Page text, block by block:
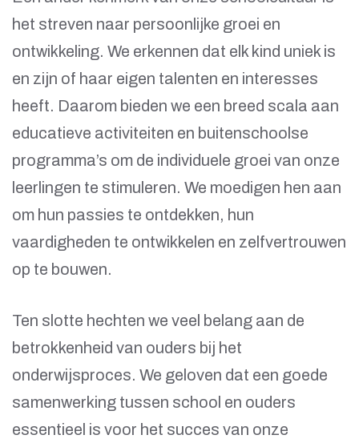
het streven naar persoonlijke groei en
ontwikkeling. We erkennen dat elk kind uniek is
en zijn of haar eigen talenten en interesses
heeft. Daarom bieden we een breed scala aan
educatieve activiteiten en buitenschoolse
programma’s om de individuele groei van onze
leerlingen te stimuleren. We moedigen hen aan
om hun passies te ontdekken, hun
vaardigheden te ontwikkelen en zelfvertrouwen
op te bouwen.
Ten slotte hechten we veel belang aan de
betrokkenheid van ouders bij het
onderwijsproces. We geloven dat een goede
samenwerking tussen school en ouders
essentieel is voor het succes van onze